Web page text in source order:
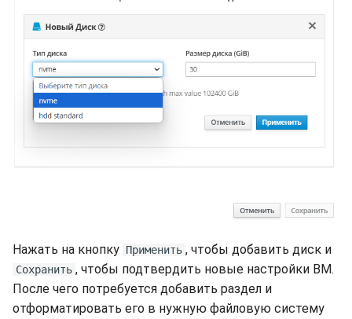
Нажать на кнопку Применить , чтобы добавить диск и
Сохранить , чтобы подтвердить новые настройки ВМ.
После чего потребуется добавить раздел и
отформатировать его в нужную файловую систему